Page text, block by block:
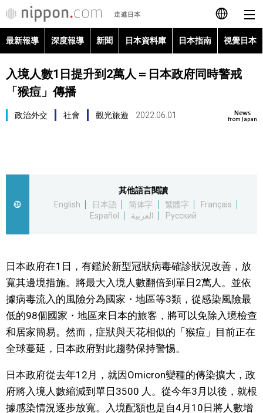
日本語
English
最新報導
視覺日本
臺灣香港
更多
人物訪談 official SNS
最新報導 深度報導 新聞 日本資料庫 日本指南 視覺日本
入境人數1日提升到2萬人＝日本政府同時警戒
「猴痘」傳播
News
from Japan
政治外交 社會 觀光旅遊 2022.06.01
其他語言閱讀
English
日本語 简体字 繁體字
Français
Español
العربية Русский
日本政府在1日，有鑑於新型冠狀病毒確診狀況改善，放
寬其邊境措施。將最大入境人數翻倍到單日2萬人。並依
據病毒流入的風險分為國家・地區等3類，從感染風險最
低的98個國家・地區來日本的旅客，將可以免除入境檢查
和居家簡易。然而，症狀與天花相似的「猴痘」目前正在
全球蔓延，日本政府對此趨勢保持警惕。
日本政府從去年12月，就因Omicron變種的傳染擴大，政
府將入境人數縮減到單日3500 人。從今年3月以後，就根
據感染情況逐步放寬。入境配額也是自4月10日將人數增